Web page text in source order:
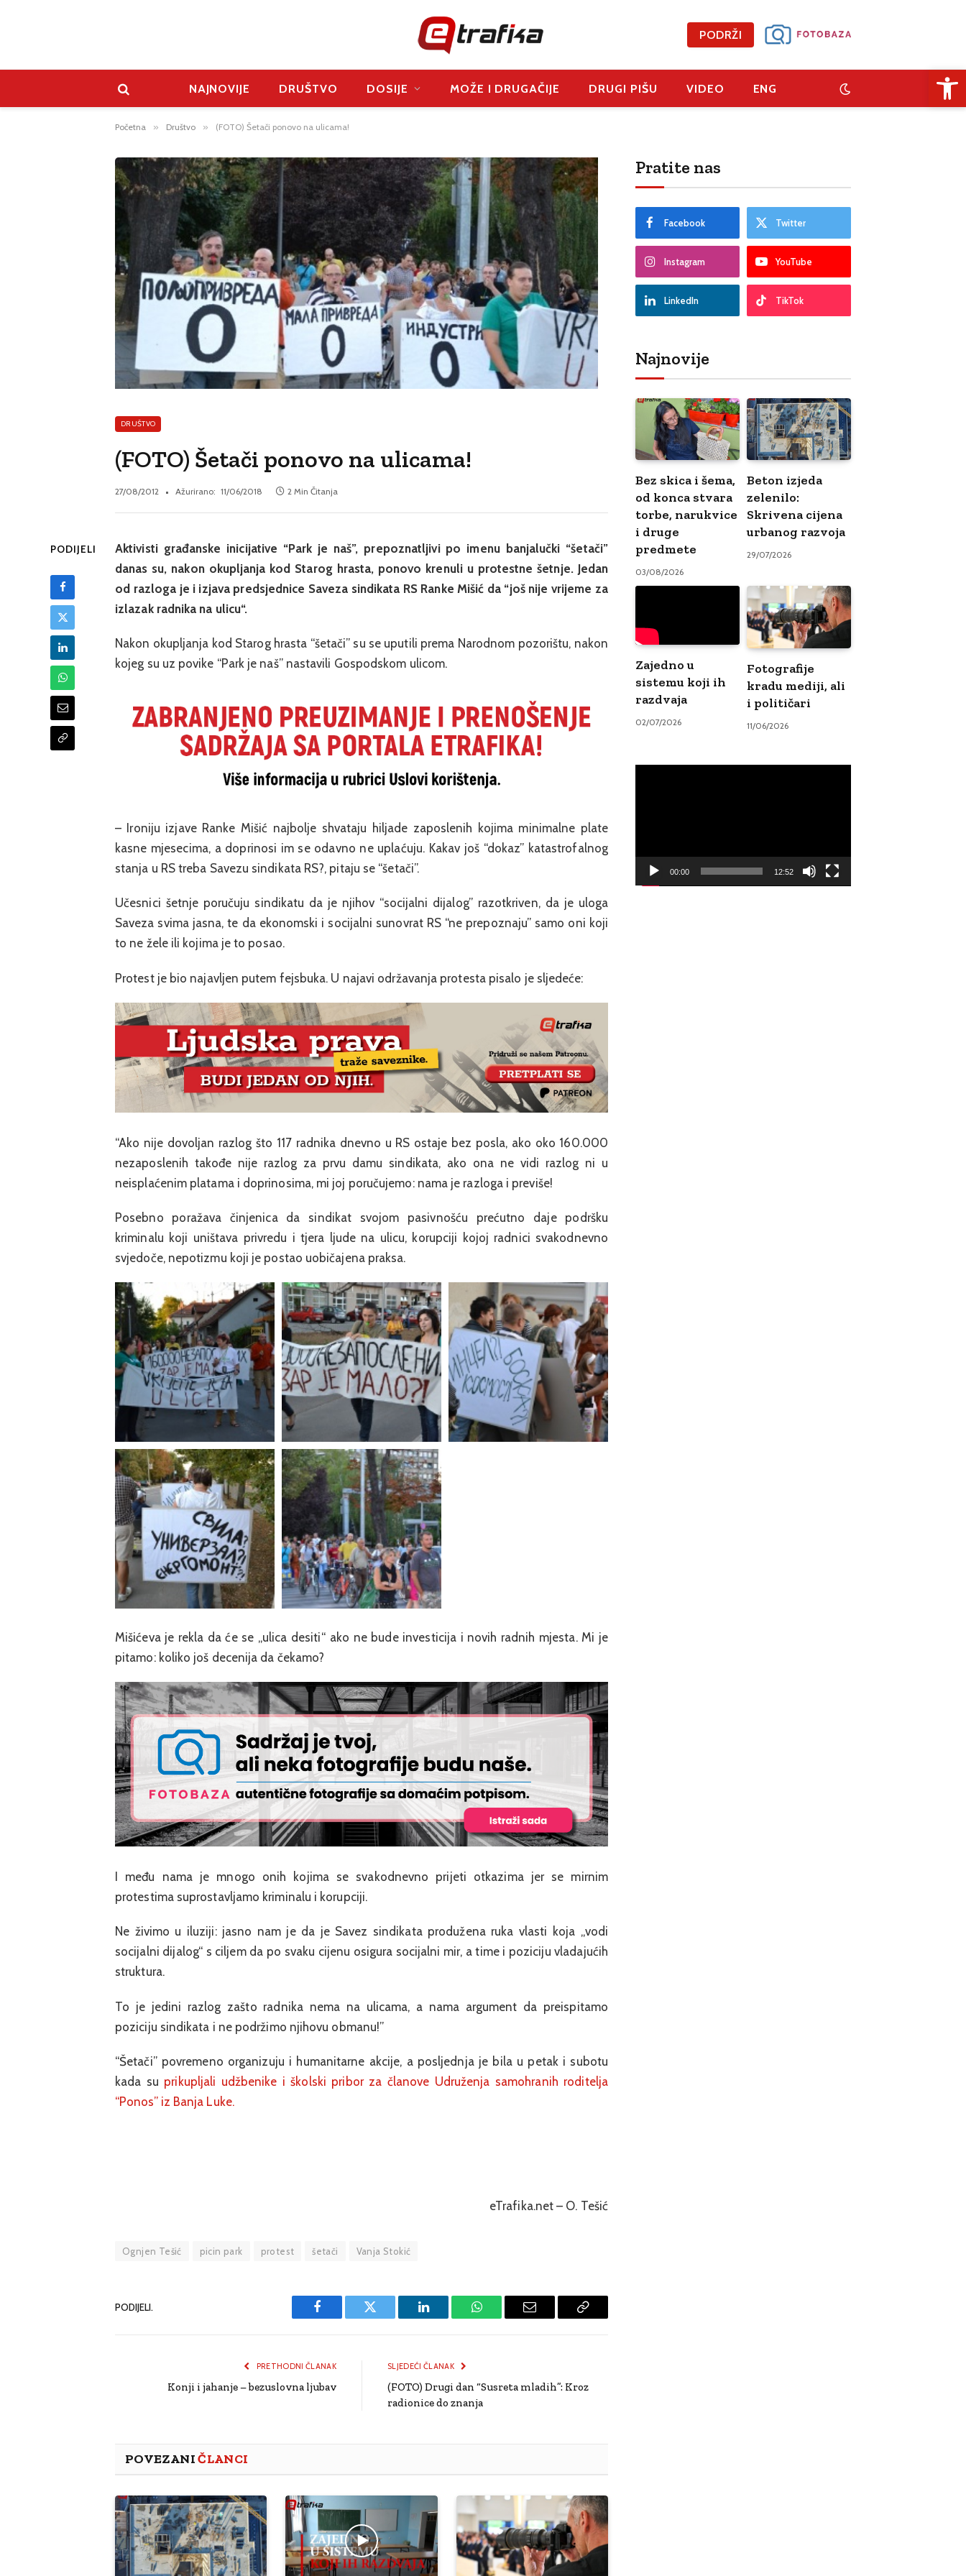
PODRŽI
NAJNOVIJE DRUŠTVO DOSIJE MOŽE I DRUGAČIJE DRUGI PIŠU VIDEO ENG
Početna » Društvo » (FOTO) Šetači ponovo na ulicama!
DRUŠTVO
(FOTO) Šetači ponovo na ulicama!
27/08/2012 Ažurirano: 11/06/2018 2 Min Čitanja
PODIJELI
Aktivisti građanske inicijative “Park je naš”, prepoznatljivi po imenu banjalučki “šetači”
danas su, nakon okupljanja kod Starog hrasta, ponovo krenuli u protestne šetnje. Jedan
od razloga je i izjava predsjednice Saveza sindikata RS Ranke Mišić da “još nije vrijeme za
izlazak radnika na ulicu“.
Nakon okupljanja kod Starog hrasta “šetači” su se uputili prema Narodnom pozorištu, nakon
kojeg su uz povike “Park je naš” nastavili Gospodskom ulicom.
– Ironiju izjave Ranke Mišić najbolje shvataju hiljade zaposlenih kojima minimalne plate
kasne mjesecima, a doprinosi im se odavno ne uplaćuju. Kakav još “dokaz” katastrofalnog
stanja u RS treba Savezu sindikata RS?, pitaju se “šetači”.
Učesnici šetnje poručuju sindikatu da je njihov “socijalni dijalog” razotkriven, da je uloga
Saveza svima jasna, te da ekonomski i socijalni sunovrat RS “ne prepoznaju” samo oni koji
to ne žele ili kojima je to posao.
Protest je bio najavljen putem fejsbuka. U najavi održavanja protesta pisalo je sljedeće:
“Ako nije dovoljan razlog što 117 radnika dnevno u RS ostaje bez posla, ako oko 160.000
nezaposlenih takođe nije razlog za prvu damu sindikata, ako ona ne vidi razlog ni u
neisplaćenim platama i doprinosima, mi joj poručujemo: nama je razloga i previše!
Posebno poražava činjenica da sindikat svojom pasivnošću prećutno daje podršku
kriminalu koji uništava privredu i tjera ljude na ulicu, korupciji kojoj radnici svakodnevno
svjedoče, nepotizmu koji je postao uobičajena praksa.
Mišićeva je rekla da će se „ulica desiti“ ako ne bude investicija i novih radnih mjesta. Mi je
pitamo: koliko još decenija da čekamo?
I među nama je mnogo onih kojima se svakodnevno prijeti otkazima jer se mirnim
protestima suprostavljamo kriminalu i korupciji.
Ne živimo u iluziji: jasno nam je da je Savez sindikata produžena ruka vlasti koja „vodi
socijalni dijalog“ s ciljem da po svaku cijenu osigura socijalni mir, a time i poziciju vladajućih
struktura.
To je jedini razlog zašto radnika nema na ulicama, a nama argument da preispitamo
poziciju sindikata i ne podržimo njihovu obmanu!”
“Šetači” povremeno organizuju i humanitarne akcije, a posljednja je bila u petak i subotu
kada su prikupljali udžbenike i školski pribor za članove Udruženja samohranih roditelja
“Ponos” iz Banja Luke.
eTrafika.net – O. Tešić
Ognjen Tešić picin park protest šetači Vanja Stokić
PODIJELI.
Facebook Twitter LinkedIn WhatsAppEmail
Copy
PRETHODNI ČLANAK
Konji i jahanje – bezuslovna ljubav
SLJEDEĆI ČLANAK
(FOTO) Drugi dan “Susreta mladih”: Kroz
radionice do znanja
POVEZANIČLANCI
Pratite nas
Facebook Twitter
Instagram YouTube
LinkedIn TikTok
Najnovije
Bez skica i šema,
od konca stvara
torbe, narukvice
i druge
predmete
03/08/2026
Beton izjeda
zelenilo:
Skrivena cijena
urbanog razvoja
29/07/2026
Zajedno u
sistemu koji ih
razdvaja
02/07/2026
Fotografije
kradu mediji, ali
i političari
11/06/2026
00:00 12:52